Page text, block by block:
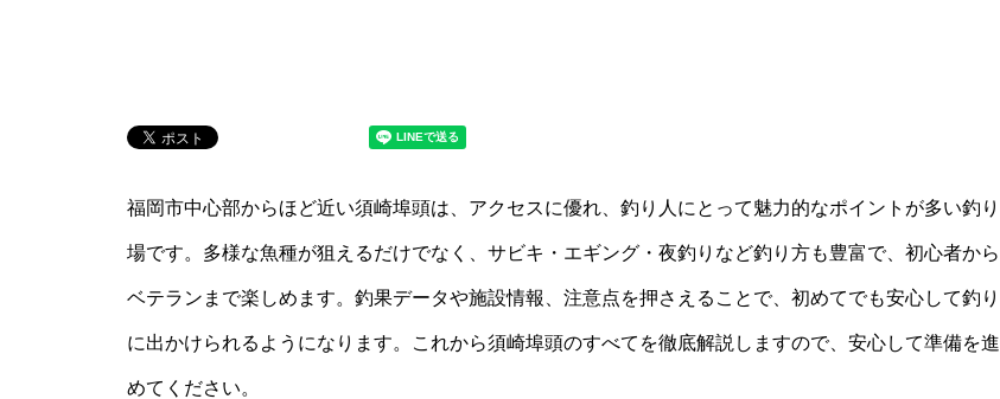
福岡市中心部からほど近い須崎埠頭は、アクセスに優れ、釣り人にとって魅力的なポイントが多い釣り
場です。多様な魚種が狙えるだけでなく、サビキ・エギング・夜釣りなど釣り方も豊富で、初心者から
ベテランまで楽しめます。釣果データや施設情報、注意点を押さえることで、初めてでも安心して釣り
に出かけられるようになります。これから須崎埠頭のすべてを徹底解説しますので、安心して準備を進
めてください。